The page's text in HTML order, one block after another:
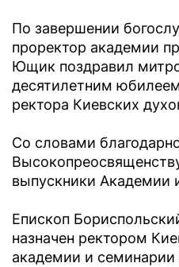
По завершении
проректор академии
Ющик поздравил
десятилетним
ректора Киевских
Со словами
выпускники Академии
Епископ
назначен ректором
академии и семинарии